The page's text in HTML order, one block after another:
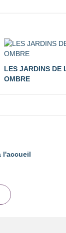
LES JARDINS DE
OMBRE
l'accueil